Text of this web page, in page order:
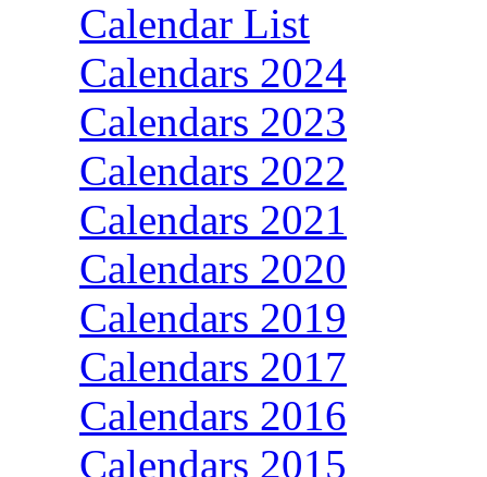
Calendar List
Calendars 2024
Calendars 2023
Calendars 2022
Calendars 2021
Calendars 2020
Calendars 2019
Calendars 2017
Calendars 2016
Calendars 2015